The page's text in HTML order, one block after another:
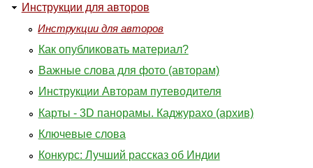
Инструкции для авторов
Инструкции для авторов
Как опубликовать материал?
Важные слова для фото (авторам)
Инструкции Авторам путеводителя
Карты - 3D панорамы. Каджурахо (архив)
Ключевые слова
Конкурс: Лучший рассказ об Индии